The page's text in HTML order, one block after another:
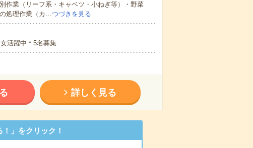
作業（リーフ系・キャベツ・小ねぎ等）・野菜
処理作業（カ…つづきを見る
活躍中＊5名募集
詳しく見る
」をクリック！